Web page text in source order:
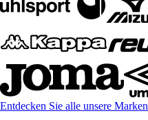
Entdecken Sie alle unsere Marken